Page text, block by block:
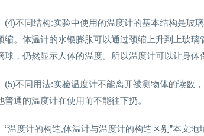
(4)不同结构:实验中使用的温度计的基本结构是玻
缩。体温计的水银膨胀可以通过颈缩上升到上玻
球，仍然显示人体的温度。所以温度计可以让身体
(5)不同用法:实验温度计不能离开被测物体的读数
普通的温度计在使用前不能往下扔。
“温度计的构造,体温计与温度计的构造区别”本文